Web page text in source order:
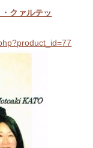
クァルテッ